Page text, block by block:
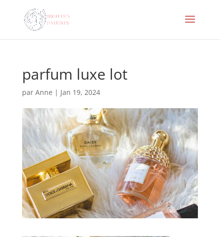
parfum luxe lot
par Anne | Jan 19, 2024